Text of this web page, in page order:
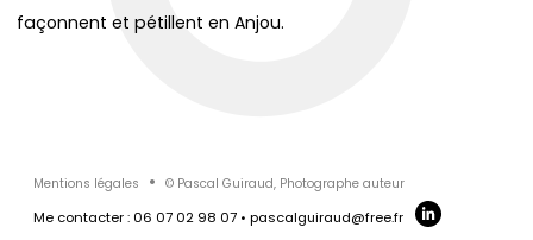
façonnent et pétillent en Anjou.
Mentions légales © Pascal Guiraud, Photographe auteur
Me contacter : 06 07 02 98 07 • pascalguiraud@free.fr